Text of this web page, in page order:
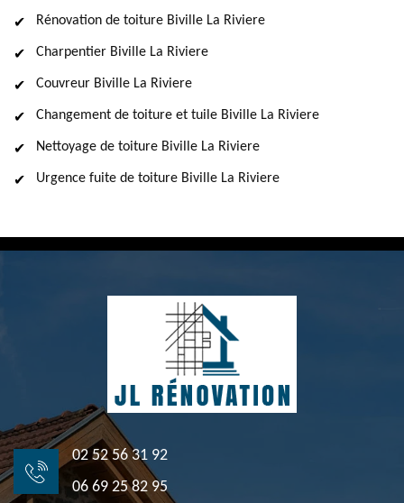
Rénovation de toiture Biville La Riviere
Charpentier Biville La Riviere
Couvreur Biville La Riviere
Changement de toiture et tuile Biville La Riviere
Nettoyage de toiture Biville La Riviere
Urgence fuite de toiture Biville La Riviere
02 52 56 31 92
06 69 25 82 95